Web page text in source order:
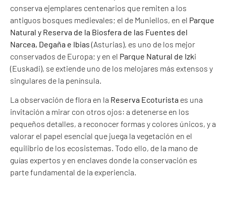
conserva ejemplares centenarios que remiten a los
antiguos bosques medievales; el de Muniellos, en el Parque
Natural y Reserva de la Biosfera de las Fuentes del
Narcea, Degaña e Ibias (Asturias), es uno de los mejor
conservados de Europa; y en el Parque Natural de Izki
(Euskadi), se extiende uno de los melojares más extensos y
singulares de la península.
La observación de flora en la Reserva Ecoturista es una
invitación a mirar con otros ojos: a detenerse en los
pequeños detalles, a reconocer formas y colores únicos, y a
valorar el papel esencial que juega la vegetación en el
equilibrio de los ecosistemas. Todo ello, de la mano de
guías expertos y en enclaves donde la conservación es
parte fundamental de la experiencia.